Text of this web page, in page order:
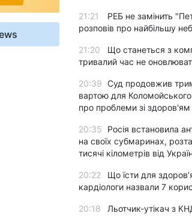
21:21
РЕБ не замінить
розповів про найбільшу
21:20
Що станеться з
тривалий час не
20:39 Суд продовжив
вартою для
про проблеми зі здоров'ям
20:35
Росія встановила
на своїх субмаринах,
тисячі кілометрів від
20:22
Що їсти для
кардіологи назвали 7
20:18
Льотчик-утікач з